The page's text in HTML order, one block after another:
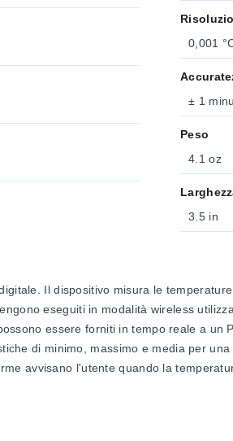
0,001
± 1
Peso
4.1 oz
3.5 in
Il dispositivo misura le
eseguiti in modalità wireless
essere forniti in tempo reale a
di minimo, massimo e media per
avvisano l'utente quando la
messaggi di testo. L'OM-CP-